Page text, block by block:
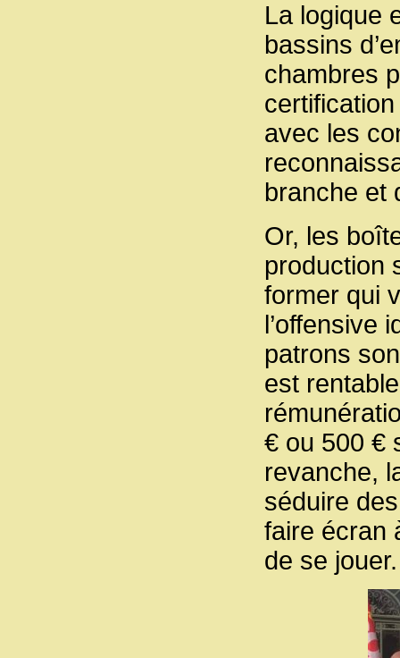
La logique
bassins
chambres
avec les
branche et
Or, les
production
former qui
l’offensive
patrons
est
€ ou 500 €
revanche,
séduire
faire écran
de se jouer.